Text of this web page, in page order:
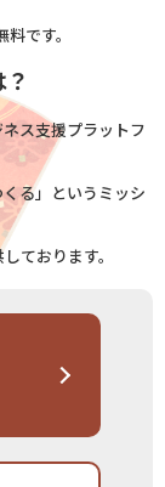
です。
ス支援プラットフ
る」というミッシ
ております。